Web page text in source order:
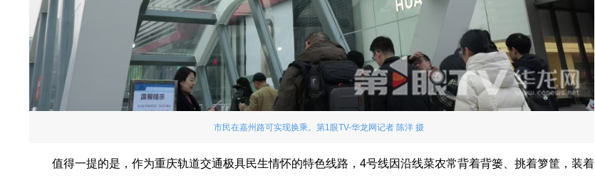
市民在嘉州路可实现换乘。第1眼TV-华龙网记者 陈洋 摄
值得一提的是，作为重庆轨道交通极具民生情怀的特色线路，4号线因沿线菜农常背着背篓、挑着箩筐，装着